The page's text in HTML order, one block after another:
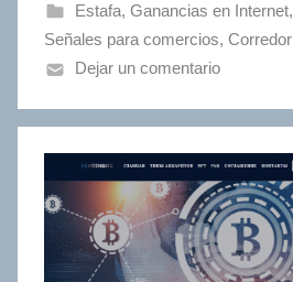
Estafa, Ganancias en Internet,
Señales para comercios, Сorredor
Dejar un comentario